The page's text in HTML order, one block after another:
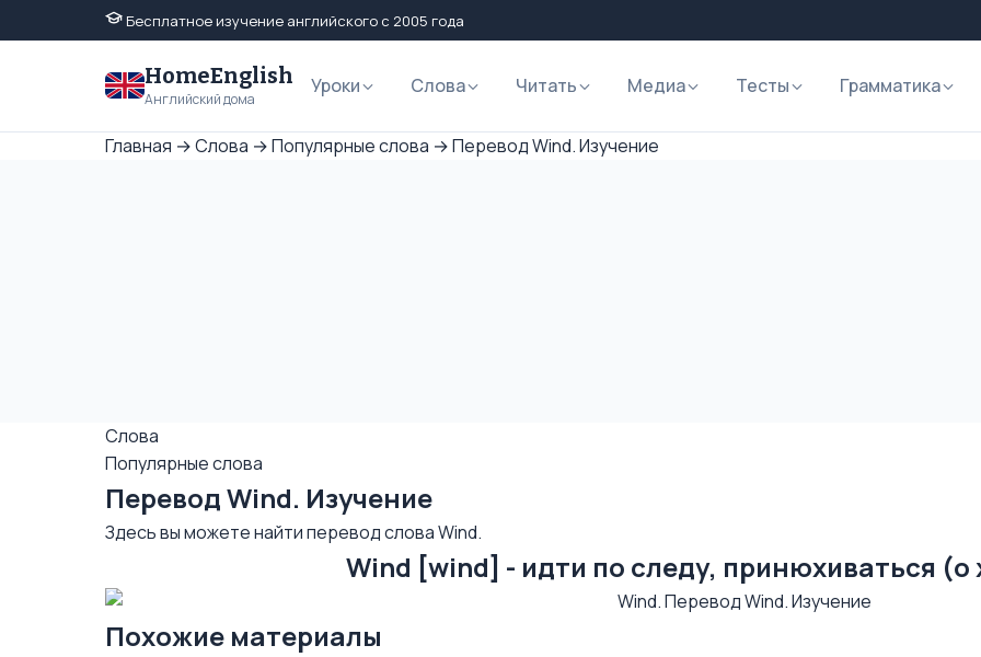
Бесплатное изучение английского с 2005 года
HomeEnglish
Английский дома
Уроки Слова Читать Медиа Тесты Грамматика
Главная →Слова →Популярные слова →Перевод Wind. Изучение
Слова
Популярные слова
Перевод Wind. Изучение
Здесь вы можете найти перевод слова Wind.
Wind [wind] - идти по следу, принюхиваться
Похожие материалы